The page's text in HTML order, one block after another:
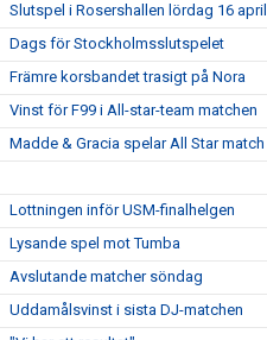
Slutspel i Rosershallen lördag 16 april
Dags för Stockholmsslutspelet
Främre korsbandet trasigt på Nora
Vinst för F99 i All-star-team matchen
Madde & Gracia spelar All Star match
Lottningen inför USM-finalhelgen
Lysande spel mot Tumba
Avslutande matcher söndag
Uddamålsvinst i sista DJ-matchen